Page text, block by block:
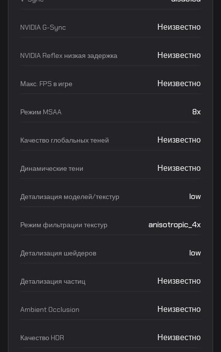
NVIDIA G-Sync Неизвестно
NVIDIA Reflex низкая задержка Неизвестно
Макс. FPS в игре Неизвестно
Режим MSAA 8x
Качество глобальных теней Неизвестно
Динамические тени Неизвестно
Детализация моделей/текстур low
Режим фильтрации текстур anisotropic_4x
Детализация шейдеров low
Детализация частиц Неизвестно
Ambient Occlusion Неизвестно
Качество HDR Неизвестно